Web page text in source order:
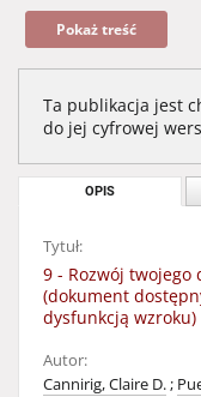
Pokaż treść
Ta publikacja jest
do jej cyfrowej
OPIS
Tytuł:
9 - Rozwój twojego
(dokument
dysfunkcją wzroku)
Autor:
Cannirig, Claire D.;